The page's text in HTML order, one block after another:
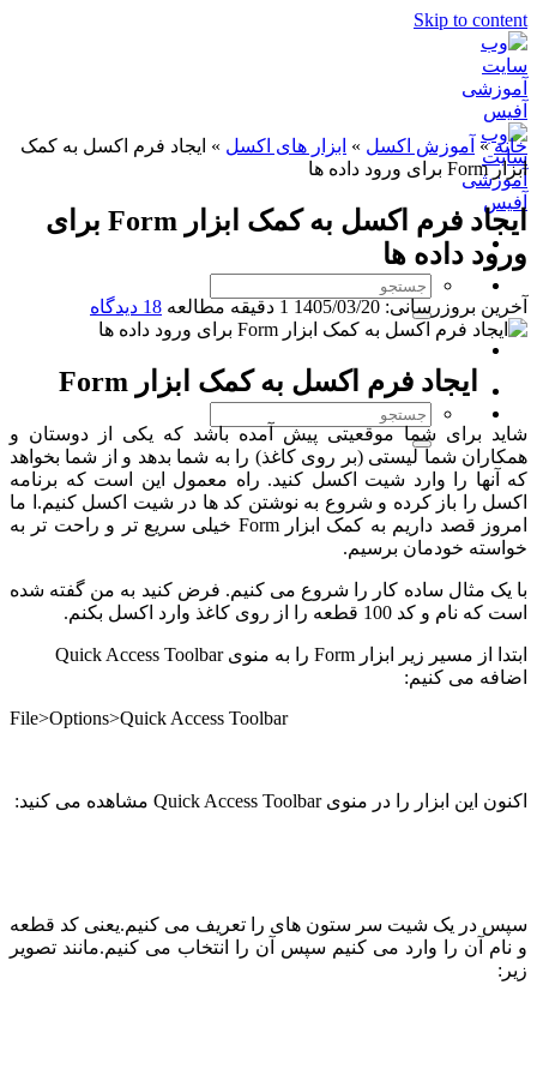
Skip to content
خانه» آموزش اکسل » ابزار های اکسل » ایجاد فرم اکسل به کمک
ابزار Form برای ورود داده ها
ایجاد فرم اکسل به کمک ابزار Form برای
ورود داده ها
آخرین بروزرسانی: 1405/03/20 1 دقیقه مطالعه 18 دیدگاه
ایجاد فرم اکسل به کمک ابزار Form
شاید برای شما موقعیتی پیش آمده باشد که یکی از دوستان و
همکاران شما لیستی (بر روی کاغذ) را به شما بدهد و از شما بخواهد
که آنها را وارد شیت اکسل کنید. راه معمول این است که برنامه
اکسل را باز کرده و شروع به نوشتن کد ها در شیت اکسل کنیم.ا ما
امروز قصد داریم به کمک ابزار Form خیلی سریع تر و راحت تر به
خواسته خودمان برسیم.
با یک مثال ساده کار را شروع می کنیم. فرض کنید به من گفته شده
است که نام و کد 100 قطعه را از روی کاغذ وارد اکسل بکنم.
ابتدا از مسیر زیر ابزار Form را به منوی Quick Access Toolbar
اضافه می کنیم:
File>Options>Quick Access Toolbar
اکنون این ابزار را در منوی Quick Access Toolbar مشاهده می کنید:
سپس در یک شیت سر ستون های را تعریف می کنیم.یعنی کد قطعه
و نام آن را وارد می کنیم سپس آن را انتخاب می کنیم.مانند تصویر
زیر: